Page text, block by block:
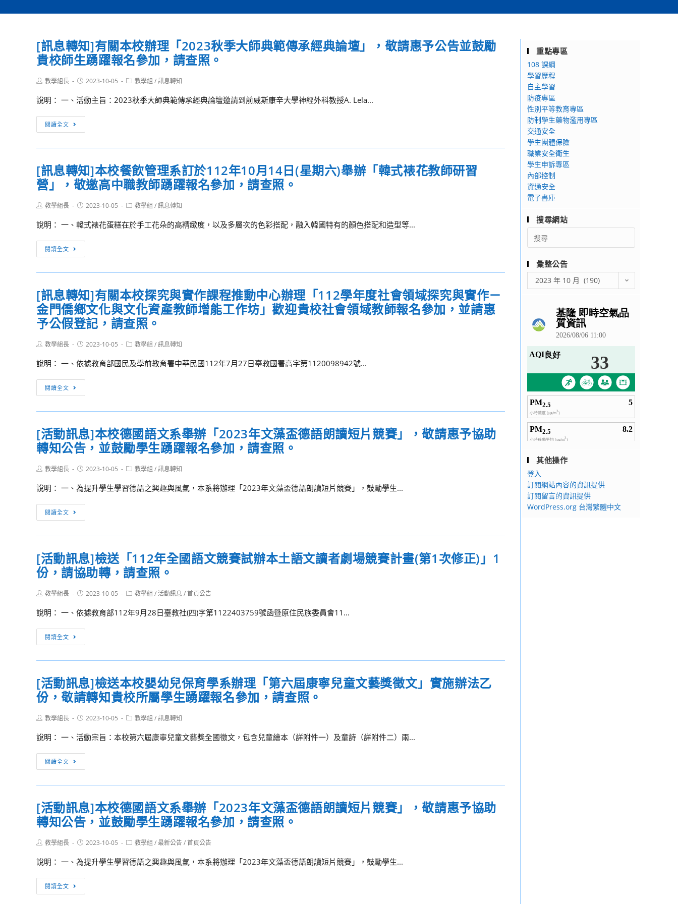
[訊息轉知]有關本校辦理「2023秋季大師典範傳承經典論壇」，敬請惠予公告並鼓勵
貴校師生踴躍報名參加，請查照。
Post教學組長
Post2023-10-05
Post教學組 /訊息轉知
說明： 一、活動主旨：2023秋季大師典範傳承經典論壇邀請到前威斯康辛大學神經外科教授A. Lela...
閱讀全文
息
轉
有
關
校
辦
理
「2023
秋
師
典
範
傳
承
典
請
予
公
並
鼓
校
師
踴
躍
報
名
加，
請
查
[訊息轉知]本校餐飲管理系訂於112年10月14日(星期六)舉辦「韓式裱花教師研習
營」，敬邀高中職教師踴躍報名參加，請查照。
Post教學組長
Post2023-10-05
Post教學組 /訊息轉知
說明： 一、韓式裱花蛋糕在於手工花朵的高精緻度，以及多層次的色彩搭配，融入韓國特有的顏色搭配和造型等...
閱讀全文
息
轉
本
校
餐
飲
管
系
訂
10
月
14
日
期
「韓
裱
花
師
研
敬
邀
中
職
教
師
躍
報
名
請
查
照。
[訊息轉知]有關本校探究與實作課程推動中心辦理「112學年度社會領域探究與實作－
金門僑鄉文化與文化資產教師增能工作坊」歡迎貴校社會領域教師報名參加，並請惠
予公假登記，請查照。
Post教學組長
Post2023-10-05
Post教學組 /訊息轉知
說明： 一、依據教育部國民及學前教育署中華民國112年7月27日臺教國署高字第1120098942號...
閱讀全文
息
轉
有
關
校
探
究
與
實
程
推
動
中
辦
理
年
度
社
會
探
實
作
金
門
鄉
文
與
文
[活動訊息]本校德國語文系舉辦「2023年文藻盃德語朗讀短片競賽」，敬請惠予協助
轉知公告，並鼓勵學生踴躍報名參加，請查照。
Post教學組長
Post2023-10-05
Post教學組 /訊息轉知
說明： 一、為提升學生學習德語之興趣與風氣，本系將辦理「2023年文藻盃德語朗讀短片競賽」，鼓勵學生...
閱讀全文
動
訊
本
校
國
語
文
系
舉
年
文
藻
盃
語
朗
片
競
賽」，
敬
予
轉
[活動訊息]檢送「112年全國語文競賽試辦本土語文讀者劇場競賽計畫(第1次修正)」1
份，請協助轉，請查照。
Post教學組長
Post2023-10-05
Post教學組 /活動訊息 /首頁公告
說明： 一、依據教育部112年9月28日臺教社(四)字第1122403759號函暨原住民族委員會11...
閱讀全文
動
訊
檢
送
年
全
國
語
文
試
辦
土
文
讀
[活動訊息]檢送本校嬰幼兒保育學系辦理「第六屆康寧兒童文藝獎徵文」實施辦法乙
份，敬請轉知貴校所屬學生踴躍報名參加，請查照。
Post教學組長
Post2023-10-05
Post教學組 /訊息轉知
說明： 一、活動宗旨：本校第六屆康寧兒童文藝獎全國徵文，包含兒童繪本（詳附件一）及童詩（詳附件二）兩...
閱讀全文
動
訊
檢
送
校
嬰
幼
兒
保
[活動訊息]本校德國語文系舉辦「2023年文藻盃德語朗讀短片競賽」，敬請惠予協助
轉知公告，並鼓勵學生踴躍報名參加，請查照。
Post教學組長
Post2023-10-05
Post教學組 /最新公告/首頁公告
說明： 一、為提升學生學習德語之興趣與風氣，本系將辦理「2023年文藻盃德語朗讀短片競賽」，鼓勵學生...
閱讀全文
動
重點專區
108 課綱
學習歷程
自主學習
防疫專區
性別平等教育專區
防制學生藥物濫用專區
交通安全
學生團體保險
職業安全衛生
學生申訴專區
內部控制
資通安全
電子書庫
搜尋網站
Search
for:
彙整公告
整
2023 年 10 月 (190)
其他操作
登入
訂閱網站內容的資訊提供
訂閱留言的資訊提供
WordPress.org 台灣繁體中文